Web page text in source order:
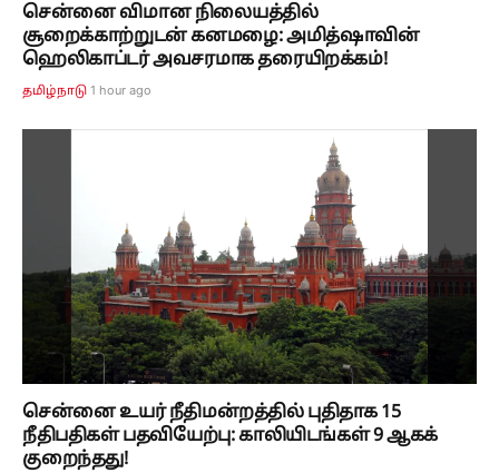
சென்னை விமான நிலையத்தில்
சூறைக்காற்றுடன் கனமழை: அமித்ஷாவின்
ஹெலிகாப்டர் அவசரமாக தரையிறக்கம்!
தமிழ்நாடு 1 hour ago
சென்னை உயர் நீதிமன்றத்தில் புதிதாக 15
நீதிபதிகள் பதவியேற்பு: காலியிடங்கள் 9 ஆகக்
குறைந்தது!